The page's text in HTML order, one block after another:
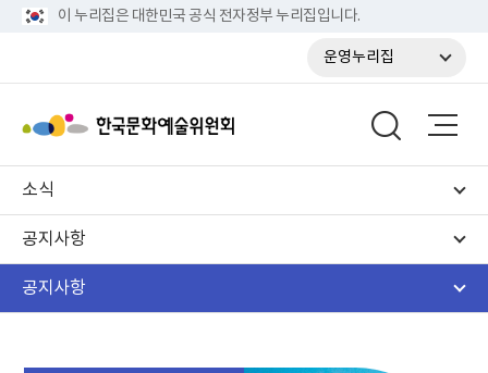
이 누리집은 대한민국 공식 전자정부 누리집입니다.
운영누리집
소식
공지사항
공지사항